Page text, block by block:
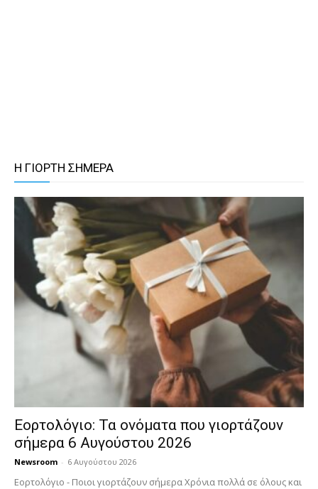
Η ΓΙΟΡΤΗ ΣΗΜΕΡΑ
Εορτολόγιο: Τα ονόματα που γιορτάζουν
σήμερα 6 Αυγούστου 2026
Newsroom - 6 Αυγούστου 2026
Εορτολόγιο - Ποιοι γιορτάζουν σήμερα Χρόνια πολλά σε όλους και